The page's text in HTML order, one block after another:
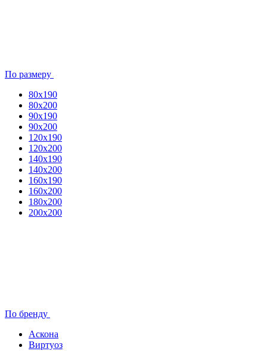
По размеру
80x190
80х200
90х190
90х200
120х190
120х200
140х190
140х200
160х190
160х200
180х200
200х200
По бренду
Аскона
Виртуоз